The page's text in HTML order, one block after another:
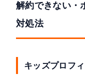
解約できない・
対処法
キッズプロフ